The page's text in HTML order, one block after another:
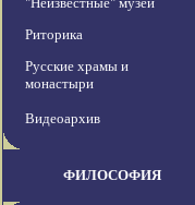
Риторика
Русские храмы и
монастыри
Видеоархив
ФИЛОСОФИЯ